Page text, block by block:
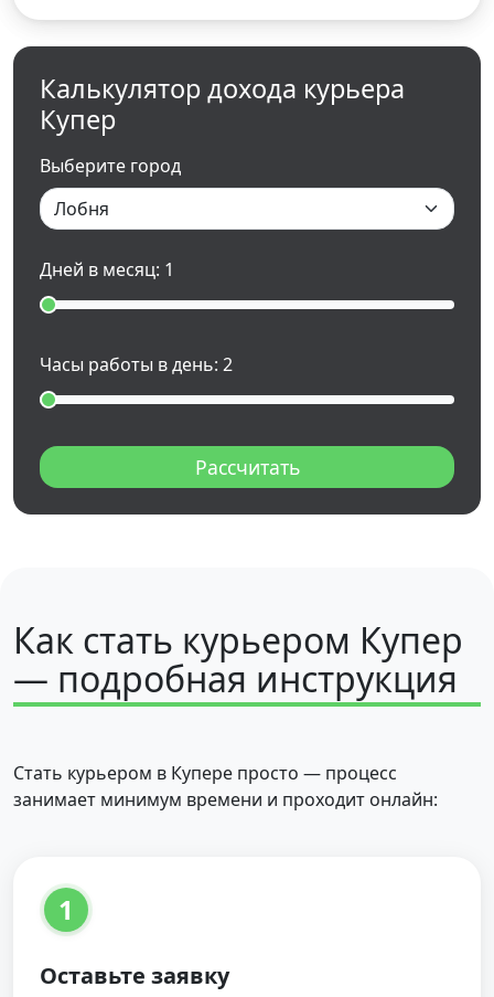
Калькулятор дохода курьера
Купер
Выберите город
Дней в месяц: 1
Часы работы в день: 2
Рассчитать
Как стать курьером Купер
— подробная инструкция
Стать курьером в Купере просто — процесс
занимает минимум времени и проходит онлайн:
1
Оставьте заявку